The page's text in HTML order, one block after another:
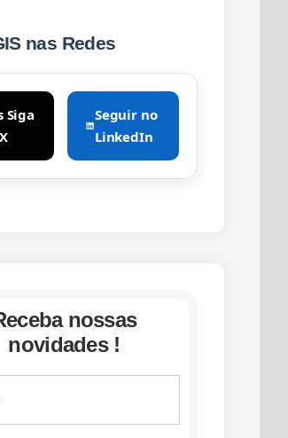
nas Redes
Siga
Seguir no
LinkedIn
nossas
novidades !